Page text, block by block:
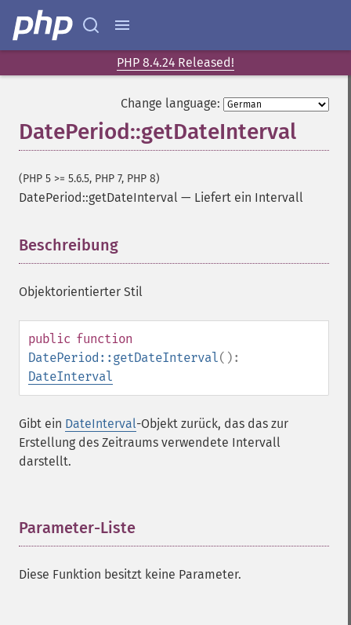
PHP 8.4.24 Released!
Change language:
DatePeriod::getDateInterval
(PHP 5 >= 5.6.5, PHP 7, PHP 8)
DatePeriod::getDateInterval — Liefert ein Intervall
Beschreibung
Objektorientierter Stil
public function
DatePeriod::getDateInterval():
DateInterval
Gibt ein DateInterval-Objekt zurück, das das zur
Erstellung des Zeitraums verwendete Intervall
darstellt.
Parameter-Liste
Diese Funktion besitzt keine Parameter.